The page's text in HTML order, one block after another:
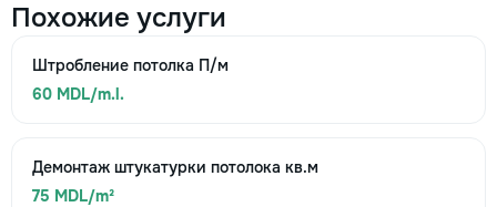
Похожие услуги
Штробление потолка П/м
60 MDL/m.l.
Демонтаж штукатурки потолока кв.м
75 MDL/m²